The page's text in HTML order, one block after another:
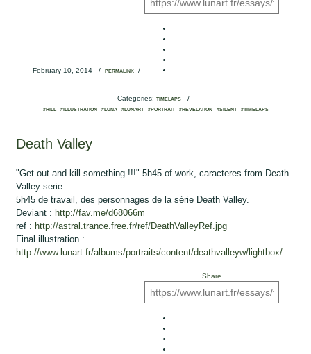
February 10, 2014 / PERMALINK/
Categories: TIMELAPS /
#HILL #ILLUSTRATION #LUNA #LUNART #PORTRAIT #REVELATION #SILENT #TIMELAPS
Death Valley
"Get out and kill something !!!" 5h45 of work, caracteres from Death
Valley serie.
5h45 de travail, des personnages de la série Death Valley.
Deviant : http://fav.me/d68066m
ref : http://astral.trance.free.fr/ref/DeathValleyRef.jpg
Final illustration :
http://www.lunart.fr/albums/portraits/content/deathvalleyw/lightbox/
Share